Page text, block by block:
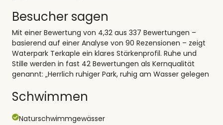
Besucher sagen
Mit einer Bewertung von 4,32 aus 337 Bewertungen –
basierend auf einer Analyse von 90 Rezensionen – zeigt
Waterpark Terkaple ein klares Stärkenprofil. Ruhe und
Stille werden in fast 42 Bewertungen als Kernqualität
genannt: „Herrlich ruhiger Park, ruhig am Wasser gelegen
Schwimmen
Naturschwimmgewässer